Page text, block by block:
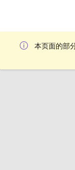
本页面的部